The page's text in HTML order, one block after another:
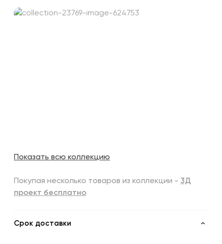
Показать всю коллекцию
Покупая несколько товаров из коллекции - 3Д
проект бесплатно
Срок доставки